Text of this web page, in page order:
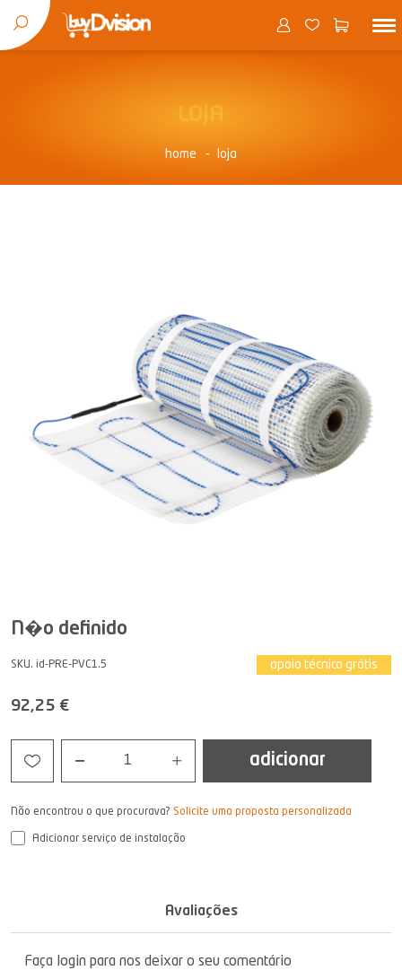
home loja
N�o definido
SKU. id-PRE-PVC1.5 apoio técnico grátis
92,25 €
1 adicionar
Não encontrou o que procurava? Solicite uma proposta personalizada
Adicionar serviço de instalação
Avaliações
Faça login para nos deixar o seu comentário